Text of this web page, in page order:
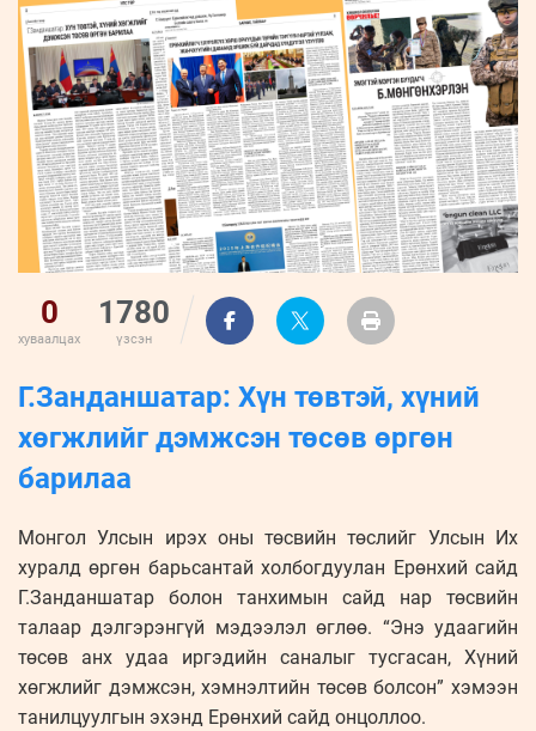
Бүртгүүлэх
Нэвтрэх
Бизнес
хөгжил
Leaderships
forum
ФОТО
УРЛАГ
ҮНДЭСНИЙ
МЭДЭЭЛЛИЙН
ТӨВ
ВИДЕО
ZUUNII
MEDEE
WEEKLY
0
хуваалцах
1780
үзсэн
Г.Занданшатар: Хүн төвтэй, хүний
хөгжлийг дэмжсэн төсөв өргөн
барилаа
Монгол Улсын ирэх оны төсвийн төслийг Улсын Их
хуралд өргөн барьсантай холбогдуулан Ерөнхий сайд
Г.Занданшатар болон танхимын сайд нар төсвийн
талаар дэлгэрэнгүй мэдээлэл өглөө. “Энэ удаагийн
төсөв анх удаа иргэдийн саналыг тусгасан, Хүний
хөгжлийг дэмжсэн, хэмнэлтийн төсөв болсон” хэмээн
танилцуулгын эхэнд Ерөнхий сайд онцоллоо.